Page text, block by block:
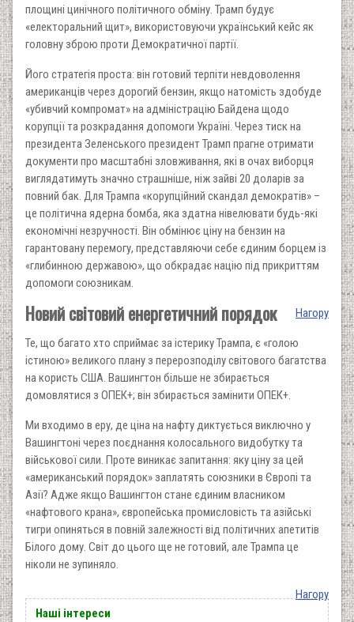
площині цинічного політичного обміну. Трамп будує
«електоральний щит», використовуючи український кейс як
головну зброю проти Демократичної партії.
Його стратегія проста: він готовий терпіти невдоволення
американців через дорогий бензин, якщо натомість здобуде
«убивчий компромат» на адміністрацію Байдена щодо
корупції та розкрадання допомоги Україні. Через тиск на
президента Зеленського президент Трамп прагне отримати
документи про масштабні зловживання, які в очах виборця
виглядатимуть значно страшніше, ніж зайві 20 доларів за
повний бак. Для Трампа «корупційний скандал демократів» –
це політична ядерна бомба, яка здатна нівелювати будь-які
економічні незручності. Він обмінює ціну на бензин на
гарантовану перемогу, представляючи себе єдиним борцем із
«глибинною державою», що обкрадає націю під прикриттям
допомоги союзникам.
Нагору
Новий світовий енергетичний порядок
Те, що багато хто сприймає за істерику Трампа, є «голою
істиною» великого плану з перерозподілу світового багатства
на користь США. Вашингтон більше не збирається
домовлятися з ОПЕК+; він збирається замінити ОПЕК+.
Ми входимо в еру, де ціна на нафту диктується виключно у
Вашингтоні через поєднання колосального видобутку та
військової сили. Проте виникає запитання: яку ціну за цей
«американський порядок» заплатять союзники в Європі та
Азії? Адже якщо Вашингтон стане єдиним власником
«нафтового крана», європейська промисловість та азійські
тигри опиняться в повній залежності від політичних апетитів
Білого дому. Світ до цього ще не готовий, але Трампа це
ніколи не зупиняло.
Нагору
Наші інтереси